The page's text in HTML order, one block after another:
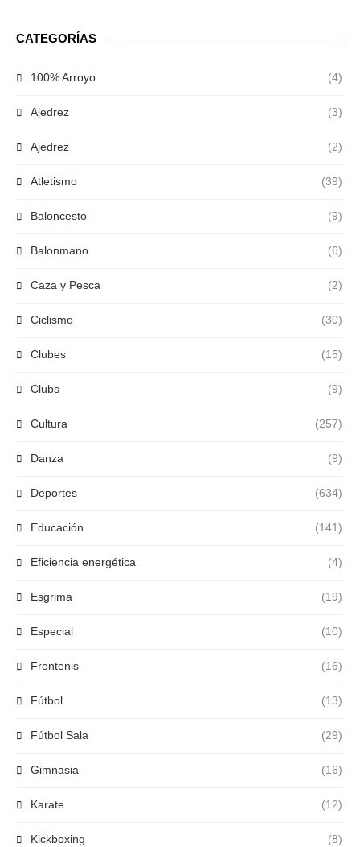
CATEGORÍAS
100% Arroyo (4)
Ajedrez (3)
Ajedrez (2)
Atletismo (39)
Baloncesto (9)
Balonmano (6)
Caza y Pesca (2)
Ciclismo (30)
Clubes (15)
Clubs (9)
Cultura (257)
Danza (9)
Deportes (634)
Educación (141)
Eficiencia energética (4)
Esgrima (19)
Especial (10)
Frontenis (16)
Fútbol (13)
Fútbol Sala (29)
Gimnasia (16)
Karate (12)
Kickboxing (8)